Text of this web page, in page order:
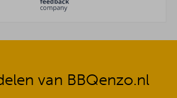
van BBQenzo.nl